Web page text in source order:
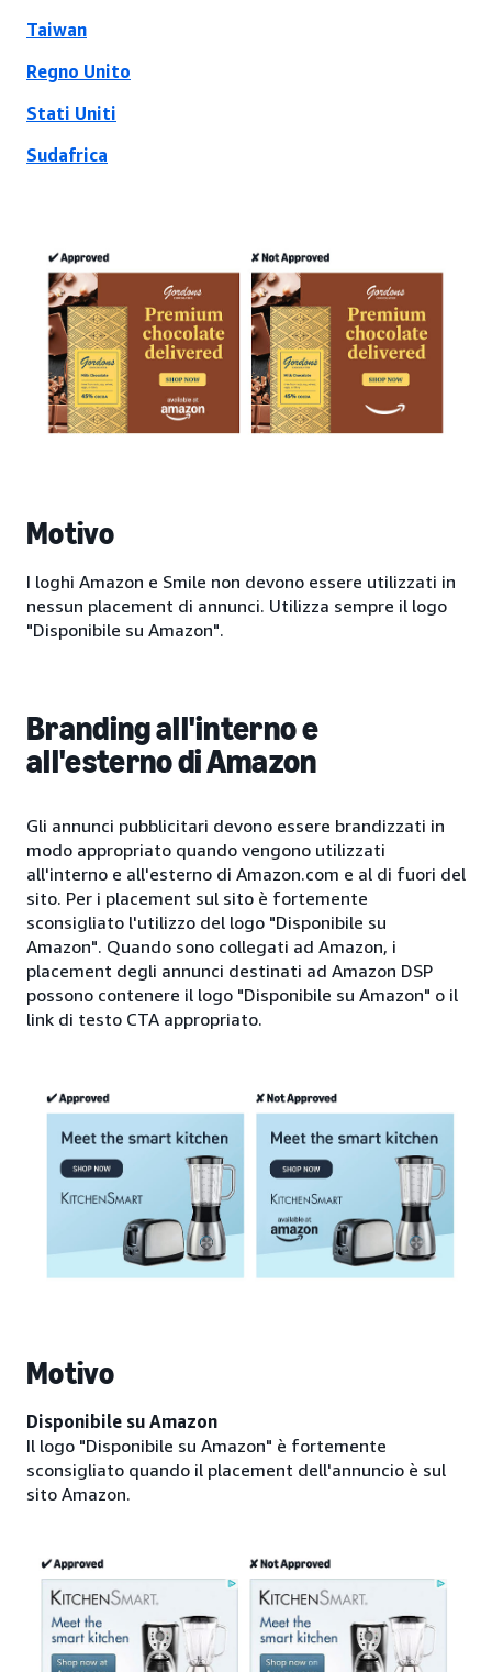
Taiwan
Regno Unito
Stati Uniti
Sudafrica
Motivo
I loghi Amazon e Smile non devono essere utilizzati in
nessun placement di annunci. Utilizza sempre il logo
"Disponibile su Amazon".
Branding all'interno e
all'esterno di Amazon
Gli annunci pubblicitari devono essere brandizzati in
modo appropriato quando vengono utilizzati
all'interno e all'esterno di Amazon.com e al di fuori del
sito. Per i placement sul sito è fortemente
sconsigliato l'utilizzo del logo "Disponibile su
Amazon". Quando sono collegati ad Amazon, i
placement degli annunci destinati ad Amazon DSP
possono contenere il logo "Disponibile su Amazon" o il
link di testo CTA appropriato.
Motivo
Disponibile su Amazon
Il logo "Disponibile su Amazon" è fortemente
sconsigliato quando il placement dell'annuncio è sul
sito Amazon.